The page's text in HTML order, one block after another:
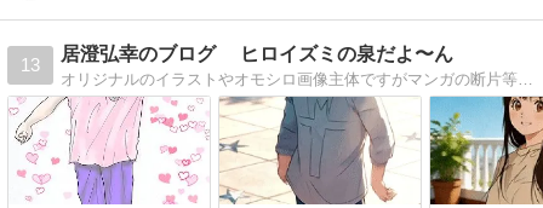
13
居澄弘幸のブログ ヒロイズミの泉だよ〜ん
オリジナルのイラストやオモシロ画像主体ですがマンガの断片等も少し載せています。